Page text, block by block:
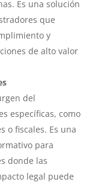
Es una solución
que
y
de alto valor
del
específicas, como
o fiscales. Es una
para
donde las
legal puede